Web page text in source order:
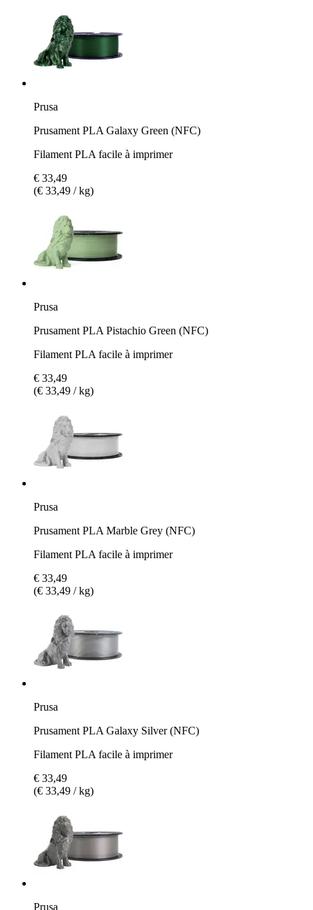
Prusa
Prusament PLA Galaxy Green (NFC)
Filament PLA facile à imprimer
€ 33,49
(€ 33,49 / kg)
Prusa
Prusament PLA Pistachio Green (NFC)
Filament PLA facile à imprimer
€ 33,49
(€ 33,49 / kg)
Prusa
Prusament PLA Marble Grey (NFC)
Filament PLA facile à imprimer
€ 33,49
(€ 33,49 / kg)
Prusa
Prusament PLA Galaxy Silver (NFC)
Filament PLA facile à imprimer
€ 33,49
(€ 33,49 / kg)
Prusa